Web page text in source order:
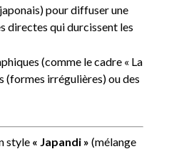
pour diffuser une
directes qui durcissent les
(comme le cadre « La
(formes irrégulières) ou des
style « Japandi » (mélange